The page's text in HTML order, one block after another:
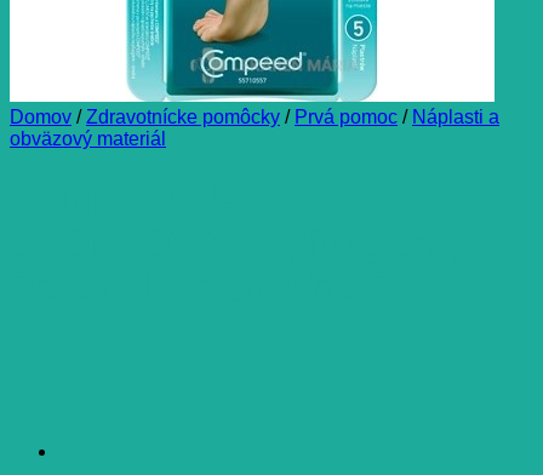
Domov / Zdravotnícke pomôcky / Prvá pomoc / Náplasti a
obväzový materiál